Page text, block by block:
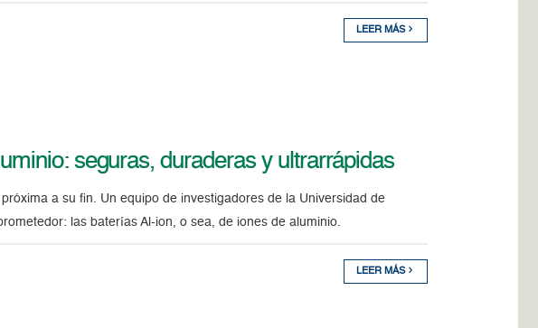
LEER MÁS
seguras, duraderas y ultrarrápidas
a su fin. Un equipo de investigadores de la Universidad de
las baterías Al-ion, o sea, de iones de aluminio.
LEER MÁS